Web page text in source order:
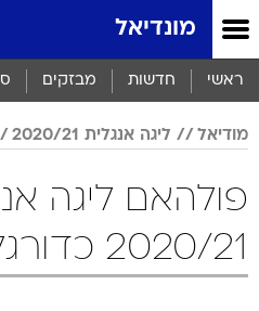
מונדיאל
ראשי חדשות מבזקים
מודיאל ליגה אנגלית 2020/21
פולהאם ליגה
2020/21 כדורגל